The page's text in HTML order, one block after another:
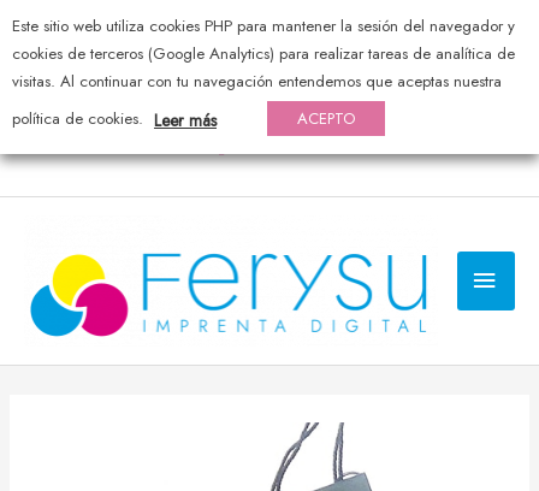
976 44 20 25 — pedidos@ferysu.com
Este sitio web utiliza cookies PHP para mantener la sesión del navegador y
cookies de terceros (Google Analytics) para realizar tareas de analítica de
visitas. Al continuar con tu navegación entendemos que aceptas nuestra
política de cookies. Leer más ACEPTO